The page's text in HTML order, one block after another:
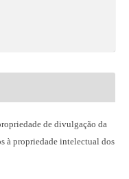
de divulgação da
à propriedade intelectual dos